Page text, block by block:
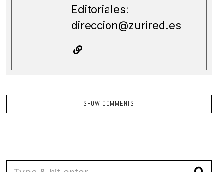
Editoriales:
direccion@zurired.es
SHOW COMMENTS